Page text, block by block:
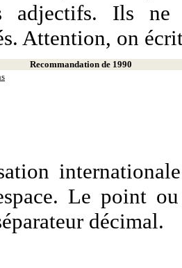
adjectifs. Ils ne
Attention, on
Recommandation de 1990
Le point
décimal.